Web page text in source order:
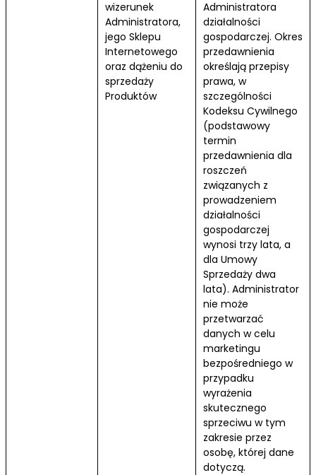
wizerunek
Administratora,
jego Sklepu
Internetowego
oraz dążeniu do
sprzedaży
Produktów
Administratora
działalności
gospodarczej. Okres
przedawnienia
określają przepisy
prawa, w
szczególności
Kodeksu Cywilnego
(podstawowy
termin
przedawnienia dla
roszczeń
związanych z
prowadzeniem
działalności
gospodarczej
wynosi trzy lata, a
dla Umowy
Sprzedaży dwa
lata). Administrator
nie może
przetwarzać
danych w celu
marketingu
bezpośredniego w
przypadku
wyrażenia
skutecznego
sprzeciwu w tym
zakresie przez
osobę, której dane
dotyczą.